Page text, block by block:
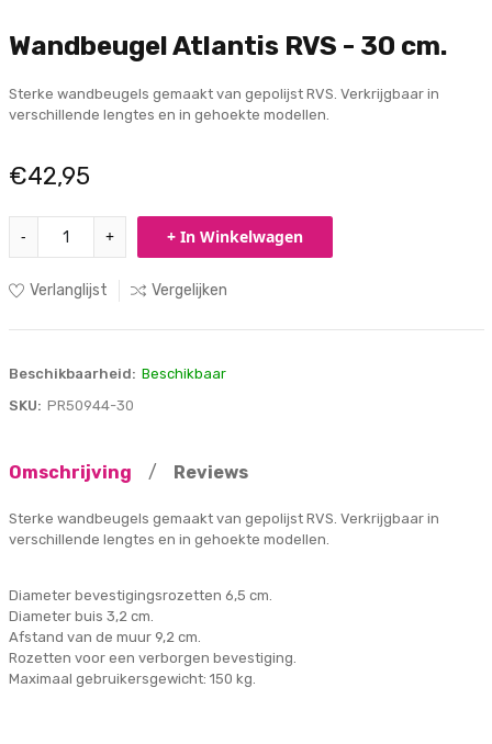
Wandbeugel Atlantis RVS - 30 cm.
Sterke wandbeugels gemaakt van gepolijst RVS. Verkrijgbaar in
verschillende lengtes en in gehoekte modellen.
€42,95
- + + In Winkelwagen
Verlanglijst Vergelijken
Beschikbaarheid: Beschikbaar
SKU: PR50944-30
Omschrijving / Reviews
Sterke wandbeugels gemaakt van gepolijst RVS. Verkrijgbaar in
verschillende lengtes en in gehoekte modellen.
Diameter bevestigingsrozetten 6,5 cm.
Diameter buis 3,2 cm.
Afstand van de muur 9,2 cm.
Rozetten voor een verborgen bevestiging.
Maximaal gebruikersgewicht: 150 kg.